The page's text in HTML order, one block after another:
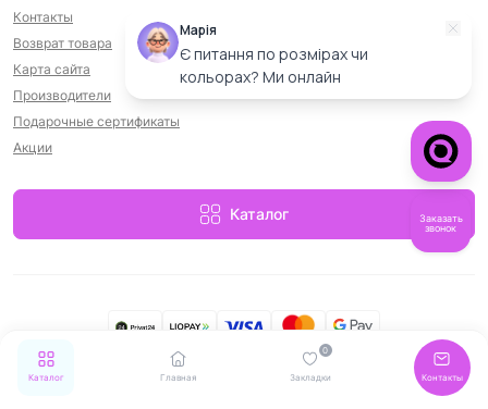
Каталог Главная Закладки
0
Контакты
Контакты
Возврат товара
Карта сайта
Производители
Подарочные сертификаты
Акции
Каталог
MebelStar © 2026
Заказать
звонок
Марія
Є питання по розмірах чи
кольорах? Ми онлайн